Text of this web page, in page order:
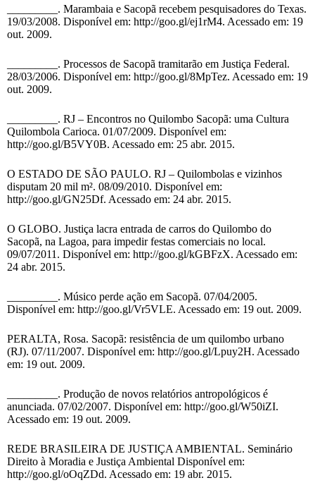
_________. Marambaia e Sacopã recebem pesquisadores do Texas.
19/03/2008. Disponível em: http://goo.gl/ej1rM4. Acessado em: 19
out. 2009.
_________. Processos de Sacopã tramitarão em Justiça Federal.
28/03/2006. Disponível em: http://goo.gl/8MpTez. Acessado em: 19
out. 2009.
_________. RJ – Encontros no Quilombo Sacopã: uma Cultura
Quilombola Carioca. 01/07/2009. Disponível em:
http://goo.gl/B5VY0B. Acessado em: 25 abr. 2015.
O ESTADO DE SÃO PAULO. RJ – Quilombolas e vizinhos
disputam 20 mil m². 08/09/2010. Disponível em:
http://goo.gl/GN25Df. Acessado em: 24 abr. 2015.
O GLOBO. Justiça lacra entrada de carros do Quilombo do
Sacopã, na Lagoa, para impedir festas comerciais no local.
09/07/2011. Disponível em: http://goo.gl/kGBFzX. Acessado em:
24 abr. 2015.
_________. Músico perde ação em Sacopã. 07/04/2005.
Disponível em: http://goo.gl/Vr5VLE. Acessado em: 19 out. 2009.
PERALTA, Rosa. Sacopã: resistência de um quilombo urbano
(RJ). 07/11/2007. Disponível em: http://goo.gl/Lpuy2H. Acessado
em: 19 out. 2009.
_________. Produção de novos relatórios antropológicos é
anunciada. 07/02/2007. Disponível em: http://goo.gl/W50iZI.
Acessado em: 19 out. 2009.
REDE BRASILEIRA DE JUSTIÇA AMBIENTAL. Seminário
Direito à Moradia e Justiça Ambiental Disponível em:
http://goo.gl/oOqZDd. Acessado em: 19 abr. 2015.